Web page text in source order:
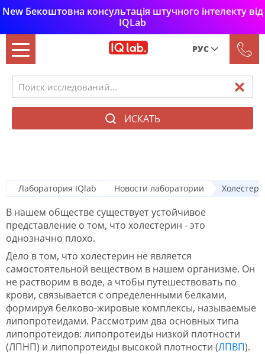
New Бекоштовна консультація штучного інтелекту від
IQLab
РУС
Укр
ИСКАТЬ
Холестерин в крови
Лаборатория IQlab Новости лаборатории
В нашем обществе существует устойчивое
представление о том, что холестерин - это
однозначно плохо.
Дело в том, что холестерин не является
самостоятельной веществом в нашем организме. Он
не растворим в воде, а чтобы путешествовать по
крови, связывается с определенными белками,
формируя белково-жировые комплексы, называемые
липопротеидами. Рассмотрим два основных типа
липопротеидов: липопротеиды низкой плотности
(ЛПНП) и липопротеиды высокой плотности (ЛПВП).